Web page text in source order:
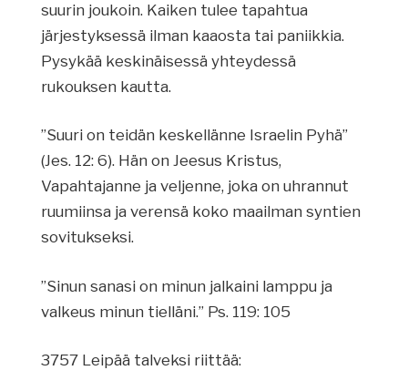
suurin joukoin. Kaiken tulee tapahtua
järjestyksessä ilman kaaosta tai paniikkia.
Pysykää keskinäisessä yhteydessä
rukouksen kautta.
”Suuri on teidän keskellänne Israelin Pyhä”
(Jes. 12: 6). Hän on Jeesus Kristus,
Vapahtajanne ja veljenne, joka on uhrannut
ruumiinsa ja verensä koko maailman syntien
sovitukseksi.
”Sinun sanasi on minun jalkaini lamppu ja
valkeus minun tielläni.” Ps. 119: 105
3757 Leipää talveksi riittää: